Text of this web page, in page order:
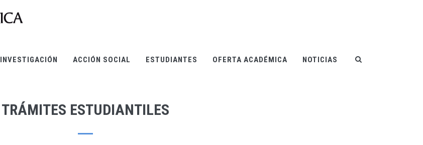
INVESTIGACIÓN ACCIÓN SOCIAL ESTUDIANTES OFERTA ACADÉMICA NOTICIAS
TRÁMITES ESTUDIANTILES